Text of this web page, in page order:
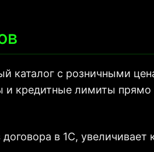
каталог с розничными
кредитные лимиты
в 1С,